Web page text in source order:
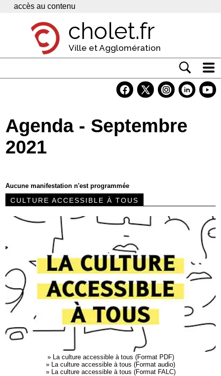
Panneau de gestion des cookies
accès au contenu
cholet.fr
Ville et Agglomération
Economie
Services
Agenda - Septembre
2021
Aucune manifestation n'est programmée
CULTURE ACCESSIBLE À TOUS
»
La culture accessible à tous (Format PDF)
»
La culture accessible à tous (Format audio)
»
La culture accessible à tous (Format FALC)